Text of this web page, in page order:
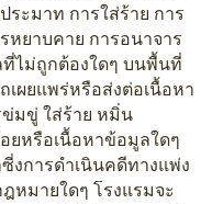
ะมาท การใส่ร้าย การ
หยาบคาย การอนาจาร
ไม่ถูกต้องใดๆ บนพื้นที่
เผยแพร่หรือส่งต่อเนื้อหา
มขู่ ใส่ร้าย หมิ่น
ยหรือเนื้อหาข้อมูลใดๆ
งการดำเนินคดีทางแพ่ง
หมายใดๆ โรงแรมจะ